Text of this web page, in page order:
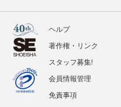
ヘルプ
著作権・リンク
スタッフ募集!
会員情報管理
免責事項